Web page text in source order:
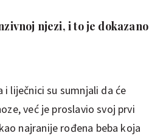
njezi, i to je dokazano
liječnici su sumnjali da će
već je proslavio svoj prvi
kao najranije rođena beba koja